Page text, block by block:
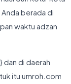
berada di
waktu adzan
dan di daerah
itu umroh.com